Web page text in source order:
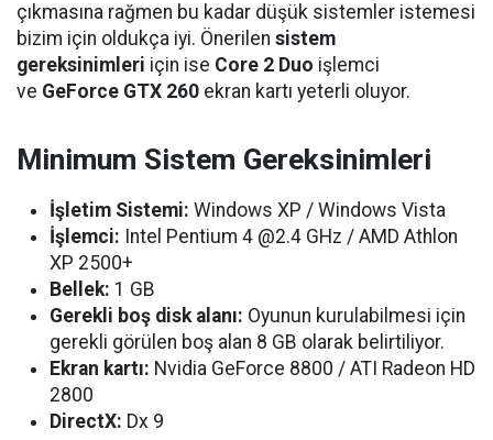
çıkmasına rağmen bu kadar düşük sistemler istemesi
bizim için oldukça iyi. Önerilen sistem
gereksinimleri için ise Core 2 Duo işlemci
ve GeForce GTX 260 ekran kartı yeterli oluyor.
Minimum Sistem Gereksinimleri
İşletim Sistemi: Windows XP / Windows Vista
İşlemci: Intel Pentium 4 @2.4 GHz / AMD Athlon
XP 2500+
Bellek: 1 GB
Gerekli boş disk alanı: Oyunun kurulabilmesi için
gerekli görülen boş alan 8 GB olarak belirtiliyor.
Ekran kartı: Nvidia GeForce 8800 / ATI Radeon HD
2800
DirectX: Dx 9